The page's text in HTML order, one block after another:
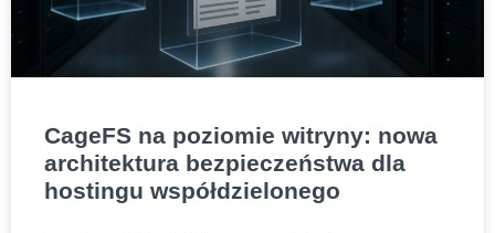
CageFS na poziomie witryny: nowa
architektura bezpieczeństwa dla
hostingu współdzielonego